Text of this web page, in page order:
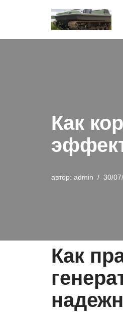
к
Как
автор: admin 30/
Как